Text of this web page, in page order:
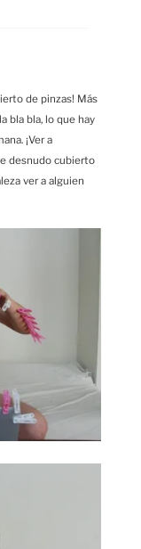
de pinzas! Más
bla bla, lo que hay
¡Ver a
desnudo cubierto
ver a alguien